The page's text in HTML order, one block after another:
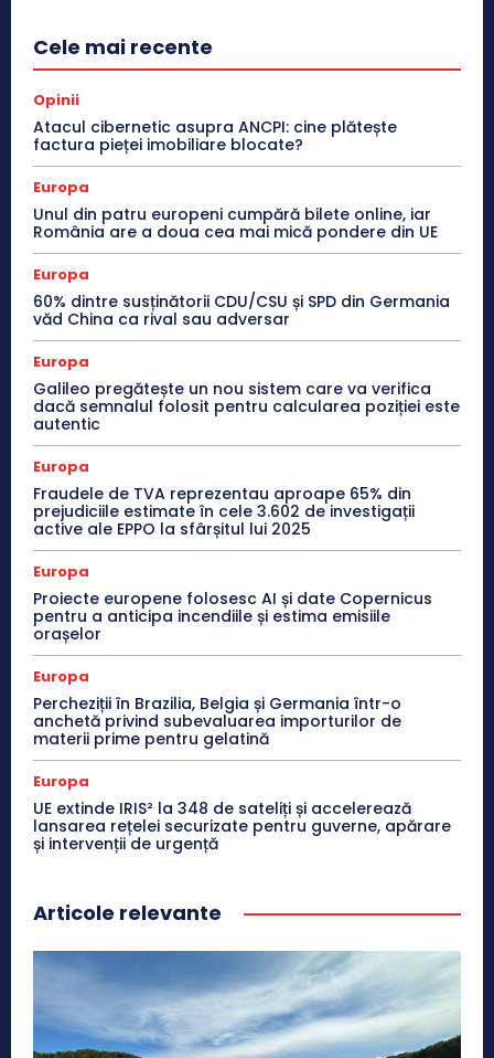
Cele mai recente
Opinii
Atacul cibernetic asupra ANCPI: cine plătește
factura pieței imobiliare blocate?
Europa
Unul din patru europeni cumpără bilete online, iar
România are a doua cea mai mică pondere din UE
Europa
60% dintre susținătorii CDU/CSU și SPD din Germania
văd China ca rival sau adversar
Europa
Galileo pregătește un nou sistem care va verifica
dacă semnalul folosit pentru calcularea poziției este
autentic
Europa
Fraudele de TVA reprezentau aproape 65% din
prejudiciile estimate în cele 3.602 de investigații
active ale EPPO la sfârșitul lui 2025
Europa
Proiecte europene folosesc AI și date Copernicus
pentru a anticipa incendiile și estima emisiile
orașelor
Europa
Percheziții în Brazilia, Belgia și Germania într-o
anchetă privind subevaluarea importurilor de
materii prime pentru gelatină
Europa
UE extinde IRIS² la 348 de sateliți și accelerează
lansarea rețelei securizate pentru guverne, apărare
și intervenții de urgență
Articole relevante